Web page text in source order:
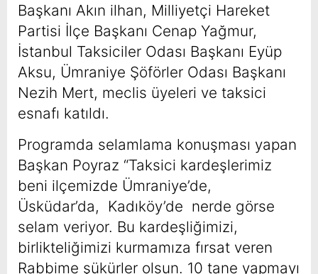
Başkanı Akın ilhan, Milliyetçi Hareket
Partisi İlçe Başkanı Cenap Yağmur,
İstanbul Taksiciler Odası Başkanı Eyüp
Aksu, Ümraniye Şöförler Odası Başkanı
Nezih Mert, meclis üyeleri ve taksici
esnafı katıldı.
Programda selamlama konuşması yapan
Başkan Poyraz “Taksici kardeşlerimiz
beni ilçemizde Ümraniye’de,
Üsküdar’da, Kadıköy’de nerde görse
selam veriyor. Bu kardeşliğimizi,
birlikteliğimizi kurmamıza fırsat veren
Rabbime şükürler olsun. 10 tane yapmayı